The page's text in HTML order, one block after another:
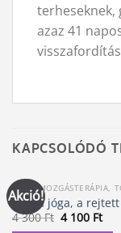
terheseknek,
azaz 41
KAPCSOLÓDÓ
Akció!
JÓGA, MOZGÁSTERÁPIA,
Hatha jóga, a
4 300Ft Original
price
4 100 Ft
price